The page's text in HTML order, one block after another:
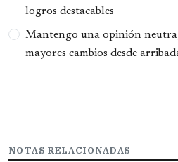
logros destacables
Mantengo una opinión
mayores cambios desde
NOTAS RELACIONADAS